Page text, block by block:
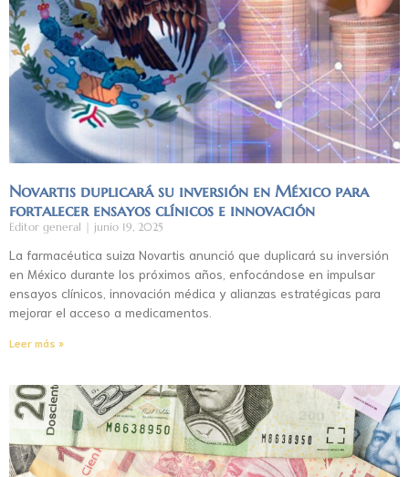
Novartis duplicará su inversión en México para
fortalecer ensayos clínicos e innovación
Editor general junio 19, 2025
La farmacéutica suiza Novartis anunció que duplicará su inversión
en México durante los próximos años, enfocándose en impulsar
ensayos clínicos, innovación médica y alianzas estratégicas para
mejorar el acceso a medicamentos.
Leer más »